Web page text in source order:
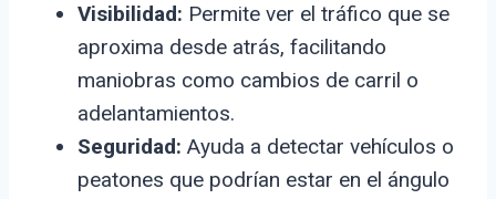
Visibilidad: Permite ver el tráfico que se
aproxima desde atrás, facilitando
maniobras como cambios de carril o
adelantamientos.
Seguridad: Ayuda a detectar vehículos o
peatones que podrían estar en el ángulo